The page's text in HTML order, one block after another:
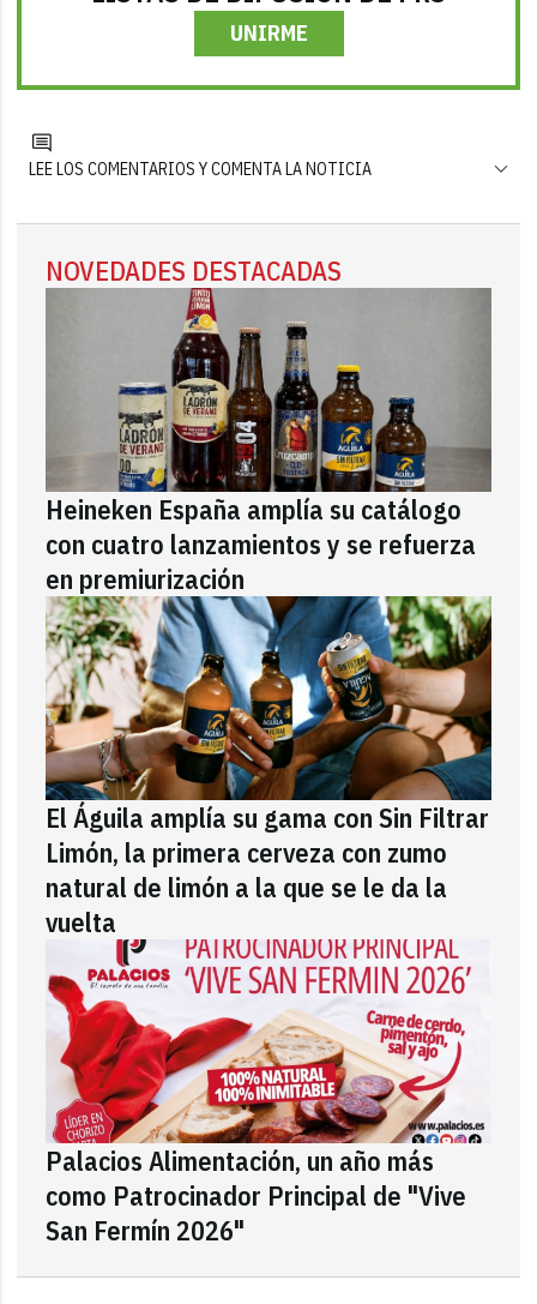
UNIRME
LEE LOS COMENTARIOS Y COMENTA LA NOTICIA
NOVEDADES DESTACADAS
Heineken España amplía su catálogo
con cuatro lanzamientos y se refuerza
en premiurización
El Águila amplía su gama con Sin Filtrar
Limón, la primera cerveza con zumo
natural de limón a la que se le da la
vuelta
Palacios Alimentación, un año más
como Patrocinador Principal de "Vive
San Fermín 2026"